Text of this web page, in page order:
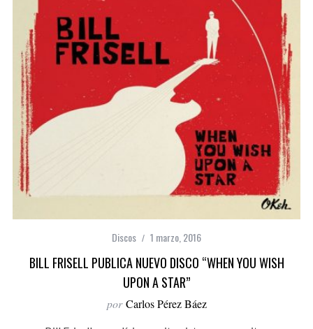
Discos 1 marzo, 2016
BILL FRISELL PUBLICA NUEVO DISCO “WHEN YOU WISH
UPON A STAR”
por Carlos Pérez Báez